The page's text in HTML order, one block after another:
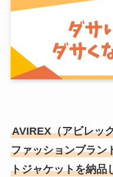
AVIREX（アビレッ
ファッションブラン
トジャケットを納品